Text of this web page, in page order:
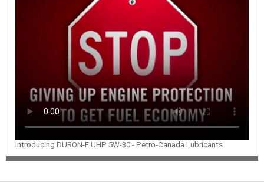
Introducing DURON-E UHP 5W-30 - Petro-Canada Lubricants